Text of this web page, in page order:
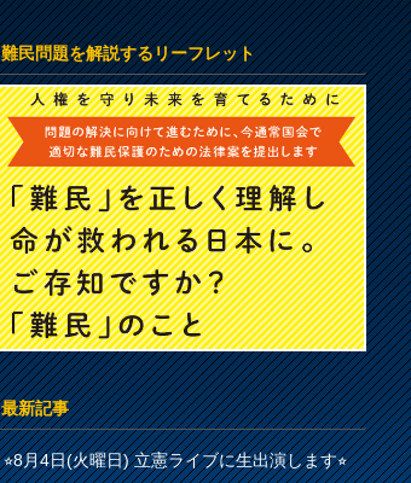
難民問題を解説するリーフレット
最新記事
⭐︎8月4日(火曜日) 立憲ライブに生出演します⭐︎